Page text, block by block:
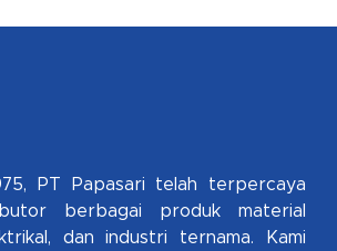
PT Papasari telah terpercaya
berbagai produk material
dan industri ternama. Kami